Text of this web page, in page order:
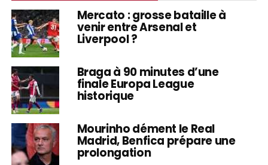
Mercato : grosse bataille à
venir entre Arsenal et
Liverpool ?
Braga à 90 minutes d’une
finale Europa League
historique
Mourinho dément le Real
Madrid, Benfica prépare une
prolongation